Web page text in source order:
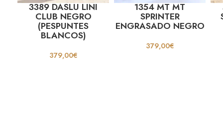
3389 DASLU LINI
CLUB NEGRO
(PESPUNTES
BLANCOS)
379,00€
1354 MT MT
SPRINTER
ENGRASADO NEGRO
379,00€